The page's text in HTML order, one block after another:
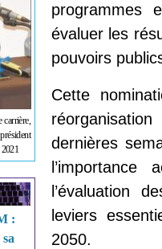
carrière,
2021
:
programmes
évaluer les
pouvoirs
Cette
dernières
l’évaluation
leviers
2050.